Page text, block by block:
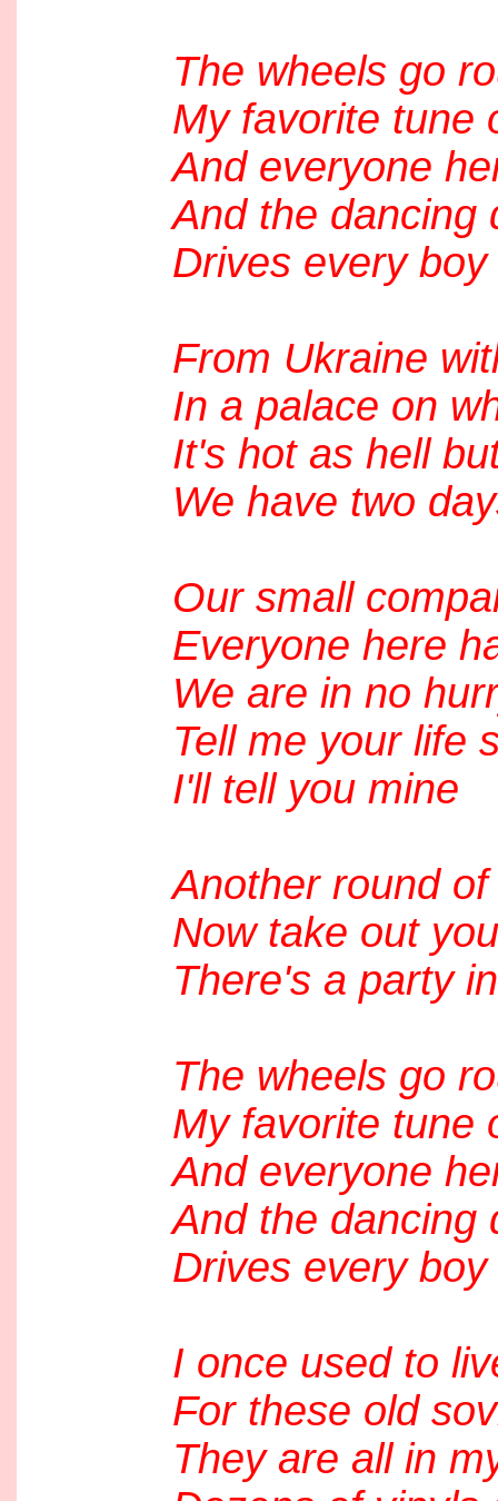
The wheels go
My favorite tune
And everyone
And the dancing
Drives every
From Ukraine
In a palace on
It's hot as hell
We have two
Our small
Everyone here
We are in no
Tell me your life
I'll tell you mine
Another round
Now take out
There's a party
The wheels go
My favorite tune
And everyone
And the dancing
Drives every
I once used to
For these old
They are all in